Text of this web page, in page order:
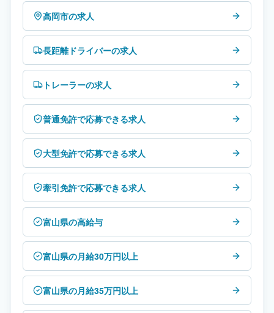
高岡市の求人
長距離ドライバーの求人
トレーラーの求人
普通免許で応募できる求人
大型免許で応募できる求人
牽引免許で応募できる求人
富山県の高給与
富山県の月給30万円以上
富山県の月給35万円以上